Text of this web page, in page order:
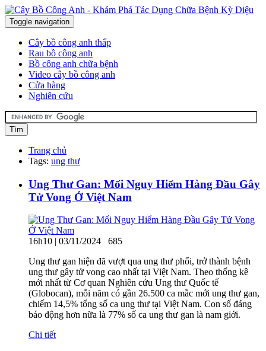
Toggle navigation
Cây bồ công anh thấp
Rau bồ công anh
Bồ công anh chữa bệnh
Video cây bồ công anh
Cửa hàng
Nghiên cứu
Tìm
Trang chủ
Tags: ung thư
Ung Thư Gan: Mối Nguy Hiểm Hàng Đầu Gây
Tử Vong Ở Việt Nam
16h10 | 03/11/2024 685
Ung thư gan hiện đã vượt qua ung thư phổi, trở thành bệnh
ung thư gây tử vong cao nhất tại Việt Nam. Theo thống kê
mới nhất từ Cơ quan Nghiên cứu Ung thư Quốc tế
(Globocan), mỗi năm có gần 26.500 ca mắc mới ung thư gan,
chiếm 14,5% tổng số ca ung thư tại Việt Nam. Con số đáng
báo động hơn nữa là 77% số ca ung thư gan là nam giới.
Chi tiết